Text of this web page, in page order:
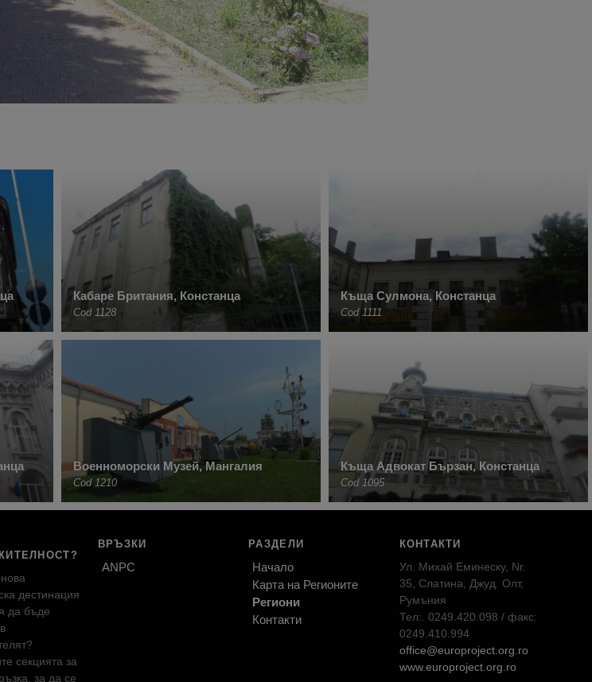
Кабаре Британия, Констанца
Cod 1128
Къща Сулмона, Констанца
Cod 1111
Военноморски Музей, Мангалия
Cod 1210
Къща Адвокат Бързан, Констанца
Cod 1095
дестинация
да бъде
секцията за
за да се
ВРЪЗКИ
ANPC
РАЗДЕЛИ
Начало
Карта на Регионите
Региони
Контакти
КОНТАКТИ
Ул. Михай Еминеску, Nr.
35, Слатина, Джуд. Олт,
Румъния
Тел:. 0249.420.098 / факс:
0249.410.994
office@europroject.org.ro
www.europroject.org.ro